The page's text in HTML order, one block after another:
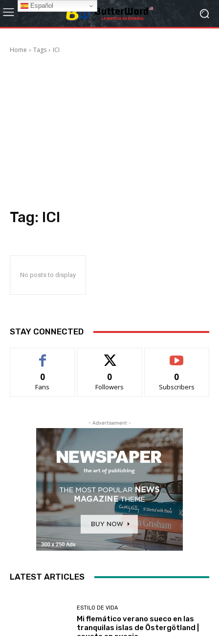
Home Tags ICI
Tag: ICI
No posts to display
STAY CONNECTED
0
Fans
0
Followers
0
Subscribers
- Advertisement -
LATEST ARTICLES
ESTILO DE VIDA
Mi flemático verano sueco en las
tranquilas islas de Östergötland |
Español